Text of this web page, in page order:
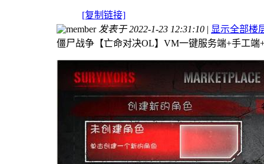
[复制链接]
发表于 2022-1-23 12:31:10 | 显示全部楼
僵尸战争【亡命对决OL】VM一键服务端+手工端